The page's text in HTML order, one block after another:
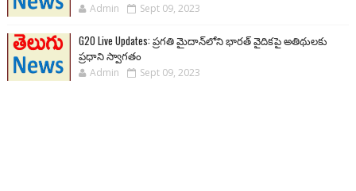
Admin Sept 09, 2023
G20 Live Updates: ప్రగతి మైదాన్‌లోని భారత్ వైదికపై అతిథులకు
ప్రధాని స్వాగతం
Admin Sept 09, 2023